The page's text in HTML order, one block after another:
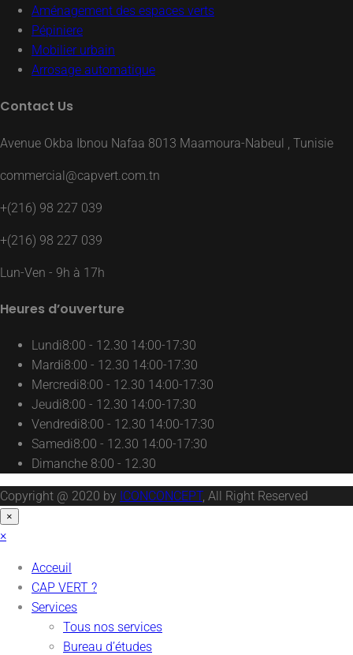
Aménagement des espaces verts
Pépiniere
Mobilier urbain
Arrosage automatique
Contact Us
Avenue Okba Ibnou Nafaa 8013 Maamoura-Nabeul , Tunisie
commercial@capvert.com.tn
+(216) 98 227 039
+(216) 98 227 039
Lun-Ven - 9h à 17h
Heures d’ouverture
Lundi8:00 - 12.30 14:00-17:30
Mardi8:00 - 12.30 14:00-17:30
Mercredi8:00 - 12.30 14:00-17:30
Jeudi8:00 - 12.30 14:00-17:30
Vendredi8:00 - 12.30 14:00-17:30
Samedi8:00 - 12.30 14:00-17:30
Dimanche 8:00 - 12.30
Copyright @ 2020 by ICONCONCEPT, All Right Reserved
×
×
Acceuil
CAP VERT ?
Services
Tous nos services
Bureau d’études